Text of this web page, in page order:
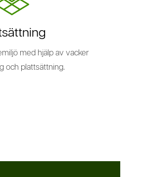
med hjälp av vacker
och plattsättning.